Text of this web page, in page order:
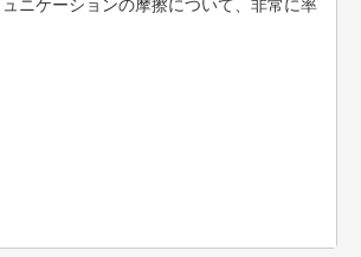
ュニケーションの摩擦について、非常に率